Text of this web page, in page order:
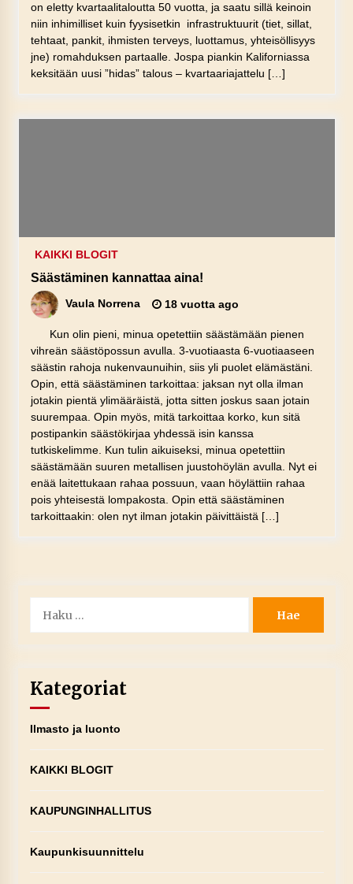
on eletty kvartaalitaloutta 50 vuotta, ja saatu sillä keinoin
niin inhimilliset kuin fyysisetkin infrastruktuurit (tiet, sillat,
tehtaat, pankit, ihmisten terveys, luottamus, yhteisöllisyys
jne) romahduksen partaalle. Jospa piankin Kaliforniassa
keksitään uusi ”hidas” talous – kvartaariajattelu […]
KAIKKI BLOGIT
Säästäminen kannattaa aina!
Vaula Norrena 18 vuotta ago
Kun olin pieni, minua opetettiin säästämään pienen
vihreän säästöpossun avulla. 3-vuotiaasta 6-vuotiaaseen
säästin rahoja nukenvaunuihin, siis yli puolet elämästäni.
Opin, että säästäminen tarkoittaa: jaksan nyt olla ilman
jotakin pientä ylimääräistä, jotta sitten joskus saan jotain
suurempaa. Opin myös, mitä tarkoittaa korko, kun sitä
postipankin säästökirjaa yhdessä isin kanssa
tutkiskelimme. Kun tulin aikuiseksi, minua opetettiin
säästämään suuren metallisen juustohöylän avulla. Nyt ei
enää laitettukaan rahaa possuun, vaan höylättiin rahaa
pois yhteisestä lompakosta. Opin että säästäminen
tarkoittaakin: olen nyt ilman jotakin päivittäistä […]
Kategoriat
Ilmasto ja luonto
KAIKKI BLOGIT
KAUPUNGINHALLITUS
Kaupunkisuunnittelu